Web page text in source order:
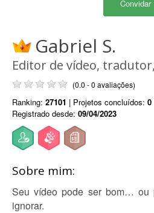
Convidar
Gabriel S.
Editor de vídeo,
(0.0 - 0 avaliações)
Ranking: 27101 | Projetos concluídos: 0
Registrado desde: 09/04/2023
Sobre mim:
Seu vídeo pode ser bom… ou
ignorar.